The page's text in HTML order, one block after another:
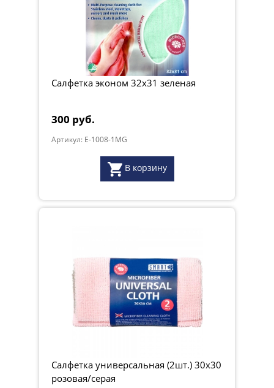
Салфетка эконом 32х31 зеленая
300 руб.
Артикул: E-1008-1MG
В корзину
Салфетка универсальная (2шт.) 30х30
розовая/серая